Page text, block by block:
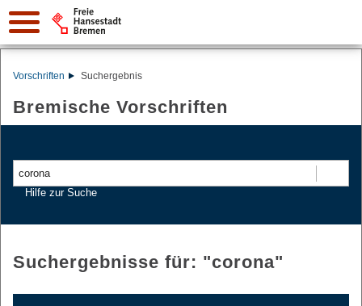
Vorschriften Suchergebnis
Bremische Vorschriften
Hilfe zur Suche
Suchergebnisse für: "corona"